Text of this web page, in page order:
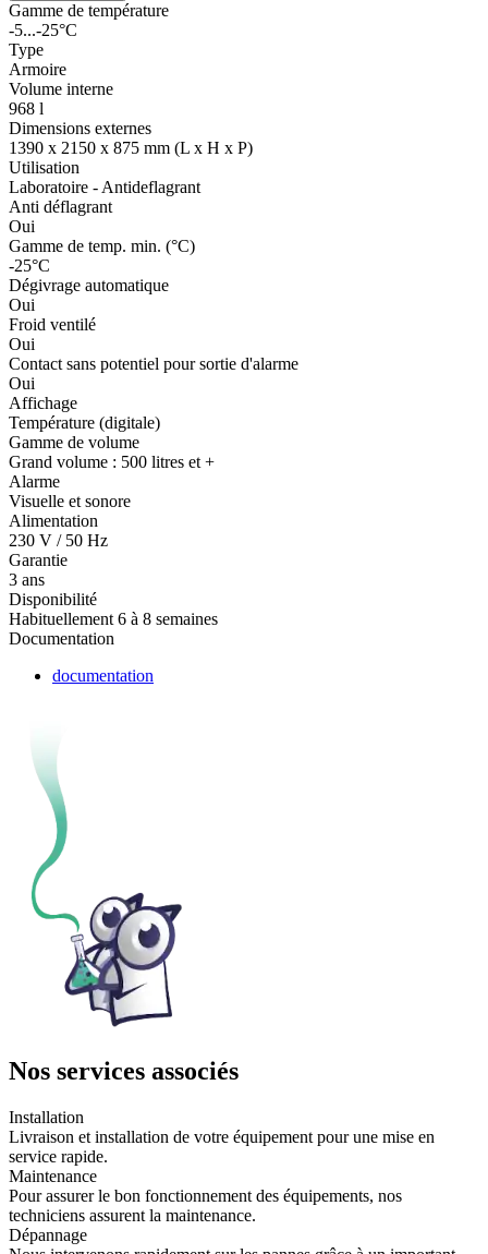
Gamme de température
-5...-25°C
Type
Armoire
Volume interne
968 l
Dimensions externes
1390 x 2150 x 875 mm (L x H x P)
Utilisation
Laboratoire - Antideflagrant
Anti déflagrant
Oui
Gamme de temp. min. (°C)
-25°C
Dégivrage automatique
Oui
Froid ventilé
Oui
Contact sans potentiel pour sortie d'alarme
Oui
Affichage
Température (digitale)
Gamme de volume
Grand volume : 500 litres et +
Alarme
Visuelle et sonore
Alimentation
230 V / 50 Hz
Garantie
3 ans
Disponibilité
Habituellement 6 à 8 semaines
Documentation
documentation
Nos services associés
Installation
Livraison et installation de votre équipement pour une mise en
service rapide.
Maintenance
Pour assurer le bon fonctionnement des équipements, nos
techniciens assurent la maintenance.
Dépannage